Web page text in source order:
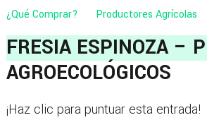
¿Qué Comprar? Productores Agrícolas
FRESIA ESPINOZA –
AGROECOLÓGICOS
¡Haz clic para puntuar esta entrada!